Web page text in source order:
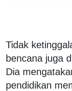
Tidak
bencana juga
Dia
pendidikan